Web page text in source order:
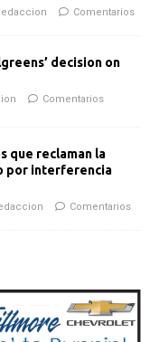
Comentarios
decision on
Comentarios
que reclaman la
por interferencia
Comentarios